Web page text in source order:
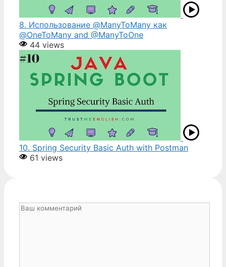
8. Использование @ManyToMany как
@OneToMany and @ManyToOne
44 views
10. Spring Security Basic Auth with Postman
61 views